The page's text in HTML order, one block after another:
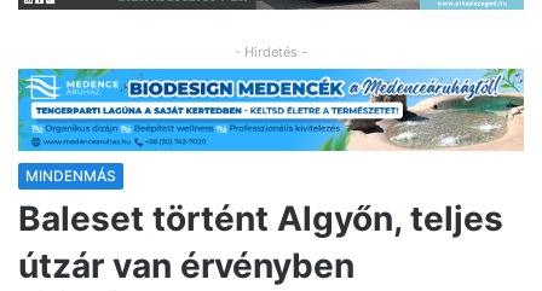
- Hirdetés -
MINDENMÁS
Baleset történt Algyőn, teljes
útzár van érvényben